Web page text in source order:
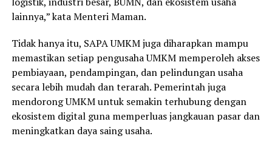
lainnya,” kata Menteri Maman.
Tidak hanya itu, SAPA UMKM juga diharapkan mampu
memastikan setiap pengusaha UMKM memperoleh akses
pembiayaan, pendampingan, dan pelindungan usaha
secara lebih mudah dan terarah. Pemerintah juga
mendorong UMKM untuk semakin terhubung dengan
ekosistem digital guna memperluas jangkauan pasar dan
meningkatkan daya saing usaha.